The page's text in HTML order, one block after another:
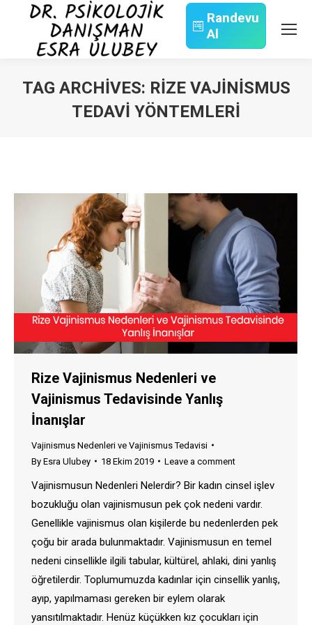
Randevu
Al
TAG ARCHIVES: RIZE VAJINISMUS
TEDAVI YÖNTEMLERI
Rize Vajinismus Nedenleri ve
Vajinismus Tedavisinde Yanlış
İnanışlar
Vajinismus Nedenleri ve Vajinismus Tedavisi
By Esra Ulubey 18 Ekim 2019 Leave a comment
Vajinismusun Nedenleri Nelerdir? Bir kadın cinsel işlev
bozukluğu olan vajinismusun pek çok nedeni vardır.
Genellikle vajinismus olan kişilerde bu nedenlerden pek
çoğu bir arada bulunmaktadır. Vajinismusun en temel
nedeni cinsellikle ilgili tabular, kültürel, ahlaki, dini yanlış
öğretilerdir. Toplumumuzda kadınlar için cinsellik yanlış,
ayıp, yapılmaması gereken bir eylem olarak
yansıtılmaktadır. Henüz küçükken kız çocukları için